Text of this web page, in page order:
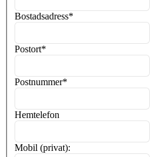
Bostadsadress*
Postort*
Postnummer*
Hemtelefon
Mobil (privat):